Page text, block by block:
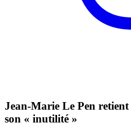
Jean-Marie Le Pen
son « inutilité »